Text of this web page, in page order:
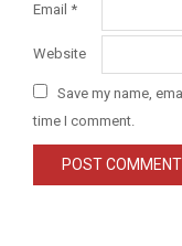
Email *
Website
Save my name,
time I comment.